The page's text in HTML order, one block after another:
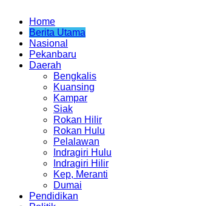
Home
Berita Utama
Nasional
Pekanbaru
Daerah
Bengkalis
Kuansing
Kampar
Siak
Rokan Hilir
Rokan Hulu
Pelalawan
Indragiri Hulu
Indragiri Hilir
Kep, Meranti
Dumai
Pendidikan